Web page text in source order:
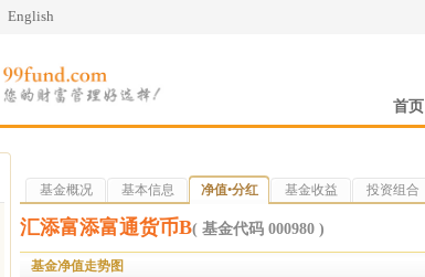
English
首页
基金概况 基本信息 净值•分红 基金收益 投资组合
汇添富添富通货币B( 基金代码 000980 )
基金净值走势图